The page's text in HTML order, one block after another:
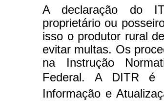
A declaração do
proprietário ou
isso o produtor rural
evitar multas. Os
na Instrução
Federal.A DITR é
Informação e